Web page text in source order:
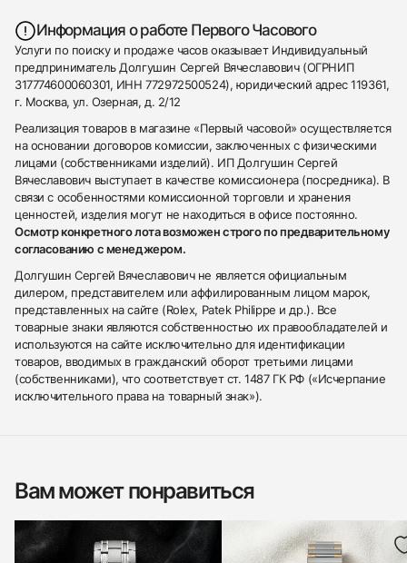
Информация о работе Первого Часового
Услуги по поиску и продаже часов оказывает Индивидуальный
предприниматель Долгушин Сергей Вячеславович (ОГРНИП
317774600060301, ИНН 772972500524), юридический адрес 119361,
г. Москва, ул. Озерная, д. 2/12
Реализация товаров в магазине «Первый часовой» осуществляется
на основании договоров комиссии, заключенных с физическими
лицами (собственниками изделий). ИП Долгушин Сергей
Вячеславович выступает в качестве комиссионера (посредника). В
связи с особенностями комиссионной торговли и хранения
ценностей, изделия могут не находиться в офисе постоянно.
Осмотр конкретного лота возможен строго по предварительному
согласованию с менеджером.
Долгушин Сергей Вячеславович не является официальным
дилером, представителем или аффилированным лицом марок,
представленных на сайте (Rolex, Patek Philippe и др.). Все
товарные знаки являются собственностью их правообладателей и
используются на сайте исключительно для идентификации
товаров, вводимых в гражданский оборот третьими лицами
(собственниками), что соответствует ст. 1487 ГК РФ («Исчерпание
исключительного права на товарный знак»).
Вам может понравиться